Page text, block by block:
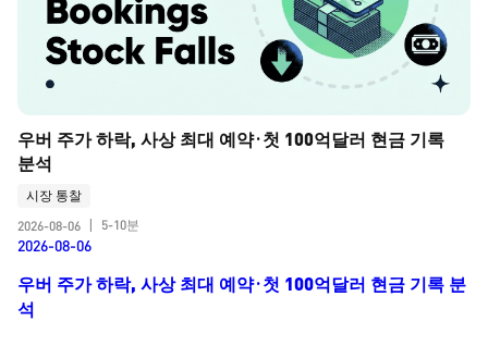
우버 주가 하락, 사상 최대 예약·첫 100억달러 현금 기록
분석
시장 통찰
2026-08-06
5-10분
2026-08-06
우버 주가 하락, 사상 최대 예약·첫 100억달러 현금 기록 분
석